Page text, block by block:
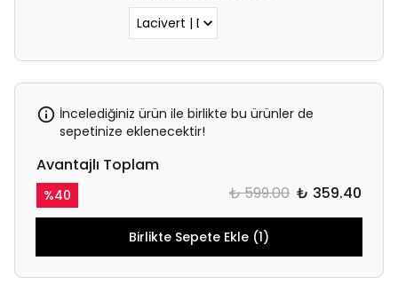
İncelediğiniz ürün ile birlikte bu ürünler de
sepetinize eklenecektir!
Avantajlı Toplam
%40 ₺ 599.00 ₺ 359.40
Birlikte Sepete Ekle (1)